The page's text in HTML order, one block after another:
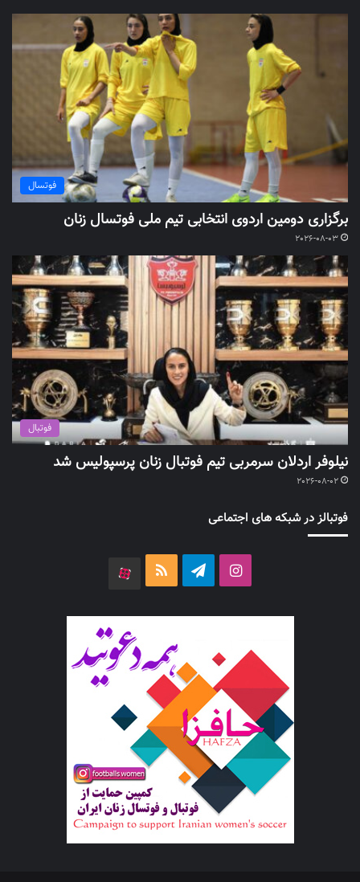
فوتسال
برگزاری دومین اردوی انتخابی تیم ملی فوتسال زنان
2026-08-03
فوتبال
نیلوفر اردلان سرمربی تیم فوتبال زنان پرسپولیس شد
2026-08-02
فوتبالز در شبکه های اجتماعی
اینستاگرامتلگرام خوراک